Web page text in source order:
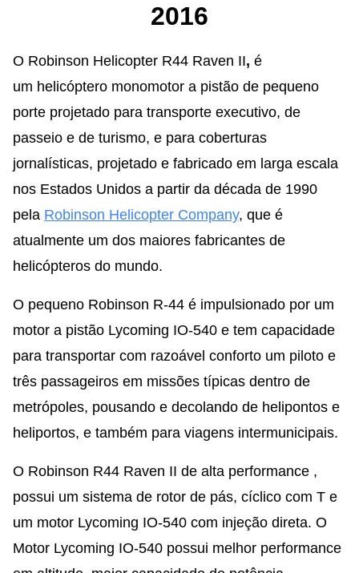
2016
O Robinson Helicopter R44 Raven II, é
um helicóptero monomotor a pistão de pequeno
porte projetado para transporte executivo, de
passeio e de turismo, e para coberturas
jornalísticas, projetado e fabricado em larga escala
nos Estados Unidos a partir da década de 1990
pela Robinson Helicopter Company, que é
atualmente um dos maiores fabricantes de
helicópteros do mundo.
O pequeno Robinson R-44 é impulsionado por um
motor a pistão Lycoming IO-540 e tem capacidade
para transportar com razoável conforto um piloto e
três passageiros em missões típicas dentro de
metrópoles, pousando e decolando de helipontos e
heliportos, e também para viagens intermunicipais.
O Robinson R44 Raven II de alta performance ,
possui um sistema de rotor de pás, cíclico com T e
um motor Lycoming IO-540 com injeção direta. O
Motor Lycoming IO-540 possui melhor performance